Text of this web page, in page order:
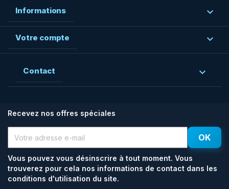
Informations 
Votre compte 
Contact 
Recevez nos offres spéciales
Vous pouvez vous désinscrire à tout moment. Vous
trouverez pour cela nos informations de contact dans les
conditions d'utilisation du site.